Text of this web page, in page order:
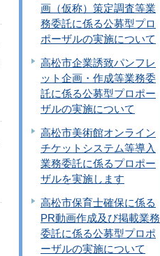
画（仮称）策定調査等業
務委託に係る公募型プロ
ポーザルの実施について
高松市企業誘致パンフレ
ット企画・作成等業務委
託に係る公募型プロポー
ザルの実施について
高松市美術館オンライン
チケットシステム等導入
業務委託に係るプロポー
ザルを実施します
高松市保育士確保に係る
PR動画作成及び掲載業務
委託に係る公募型プロポ
ーザルの実施について